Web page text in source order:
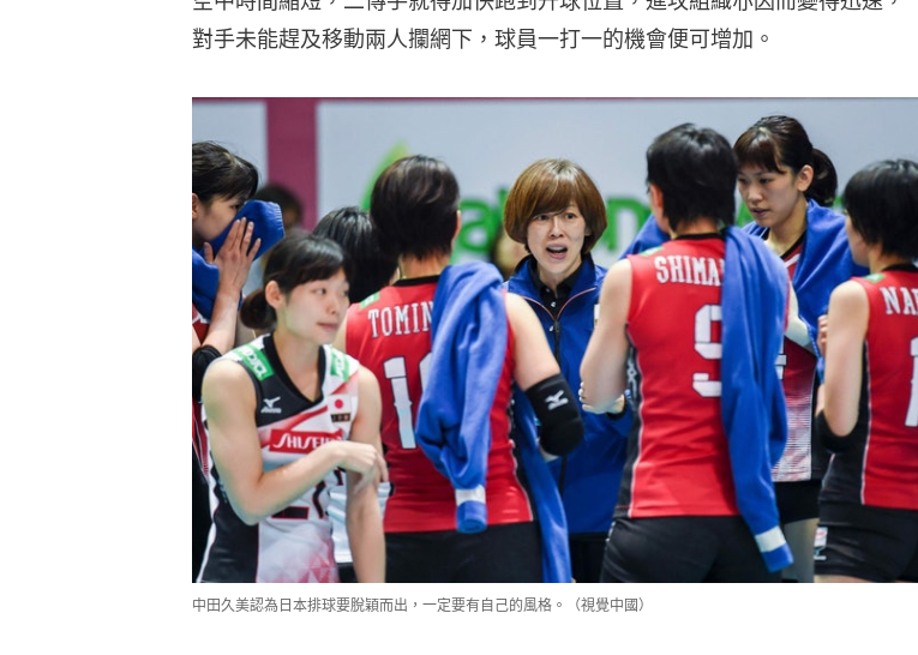
對手未能趕及移動兩人攔網下，球員一打一的機會便可增加。
中田久美認為日本排球要脫穎而出，一定要有自己的風格。（視覺中國）